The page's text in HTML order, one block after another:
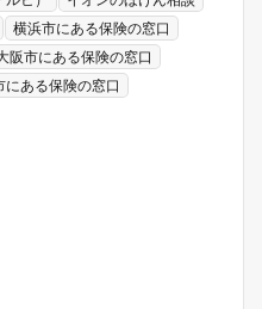
横浜市にある保険の窓口
阪市にある保険の窓口
にある保険の窓口